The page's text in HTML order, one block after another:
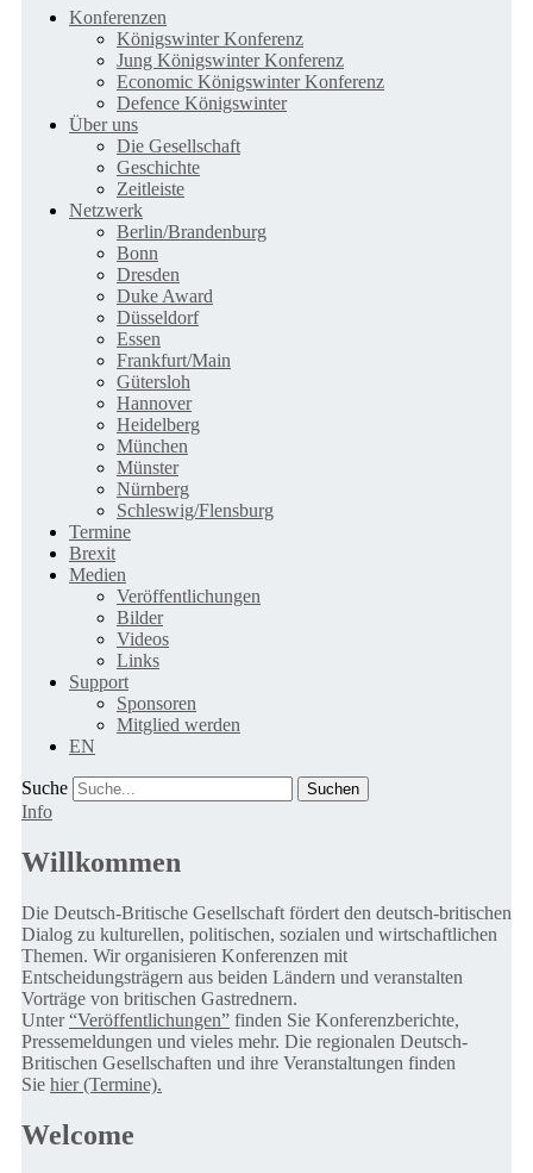
Konferenzen
Königswinter Konferenz
Jung Königswinter Konferenz
Economic Königswinter Konferenz
Defence Königswinter
Über uns
Die Gesellschaft
Geschichte
Zeitleiste
Netzwerk
Berlin/Brandenburg
Bonn
Dresden
Duke Award
Düsseldorf
Essen
Frankfurt/Main
Gütersloh
Hannover
Heidelberg
München
Münster
Nürnberg
Schleswig/Flensburg
Termine
Brexit
Medien
Veröffentlichungen
Bilder
Videos
Links
Support
Sponsoren
Mitglied werden
EN
Suche
Info
Willkommen
Die Deutsch-Britische Gesellschaft fördert den deutsch-britischen
Dialog zu kulturellen, politischen, sozialen und wirtschaftlichen
Themen. Wir organisieren Konferenzen mit
Entscheidungsträgern aus beiden Ländern und veranstalten
Vorträge von britischen Gastrednern.
Unter“Veröffentlichungen” finden Sie Konferenzberichte,
Pressemeldungen und vieles mehr. Die regionalen Deutsch-
Britischen Gesellschaften und ihre Veranstaltungen finden
Sie hier (Termine).
Welcome